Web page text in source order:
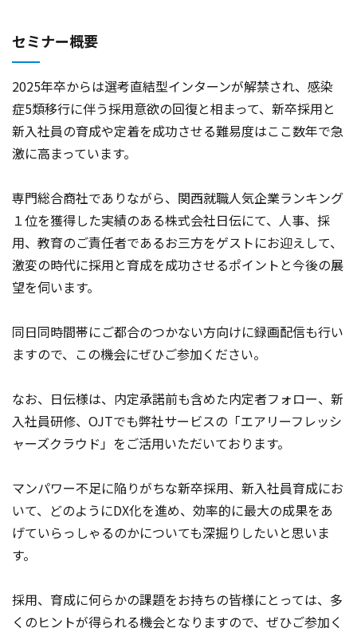
セミナー概要
2025年卒からは選考直結型インターンが解禁され、感染
症5類移行に伴う採用意欲の回復と相まって、新卒採用と
新入社員の育成や定着を成功させる難易度はここ数年で急
激に高まっています。
専門総合商社でありながら、関西就職人気企業ランキング
１位を獲得した実績のある株式会社日伝にて、人事、採
用、教育のご責任者であるお三方をゲストにお迎えして、
激変の時代に採用と育成を成功させるポイントと今後の展
望を伺います。
同日同時間帯にご都合のつかない方向けに録画配信も行い
ますので、この機会にぜひご参加ください。
なお、日伝様は、内定承諾前も含めた内定者フォロー、新
入社員研修、OJTでも弊社サービスの「エアリーフレッシ
ャーズクラウド」をご活用いただいております。
マンパワー不足に陥りがちな新卒採用、新入社員育成にお
いて、どのようにDX化を進め、効率的に最大の成果をあ
げていらっしゃるのかについても深掘りしたいと思いま
す。
採用、育成に何らかの課題をお持ちの皆様にとっては、多
くのヒントが得られる機会となりますので、ぜひご参加く